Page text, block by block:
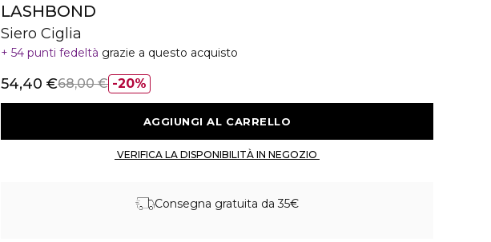
LASHBOND
Siero Ciglia
54 punti fedeltà grazie a questo acquisto
20%
54,40 €68,00 €
Consegna gratuita da 35€